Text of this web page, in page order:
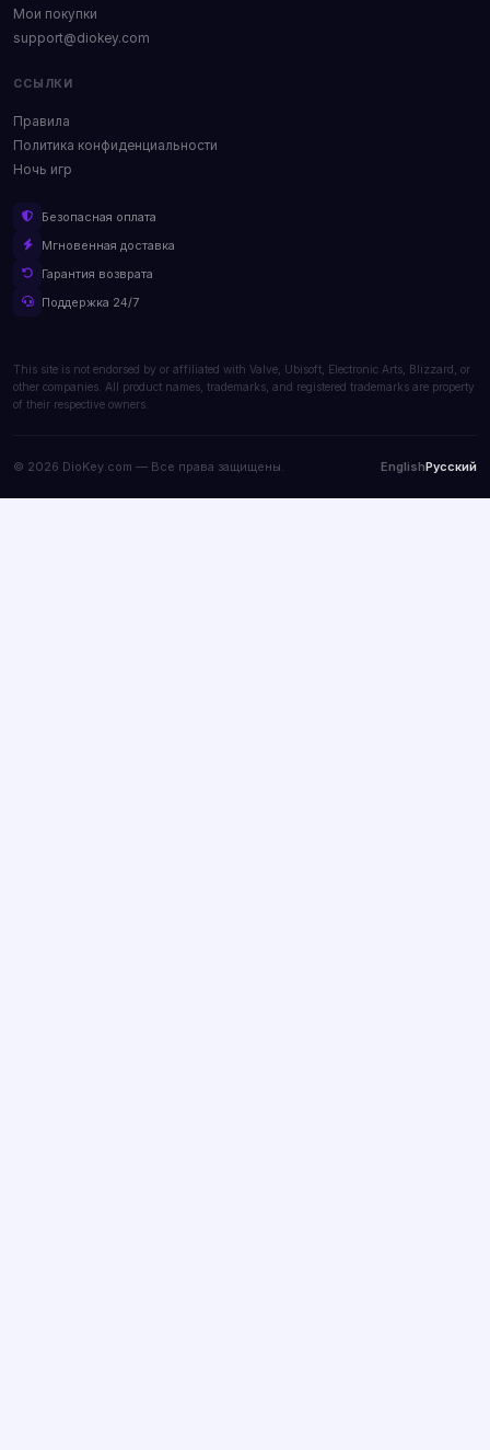
Мои покупки
support@diokey.com
ССЫЛКИ
Правила
Политика конфиденциальности
Ночь игр
Безопасная оплата
Мгновенная доставка
Гарантия возврата
Поддержка 24/7
This site is not endorsed by or affiliated with Valve, Ubisoft, Electronic Arts, Blizzard, or
other companies. All product names, trademarks, and registered trademarks are property
of their respective owners.
© 2026 DioKey.com — Все права защищены. EnglishРусский